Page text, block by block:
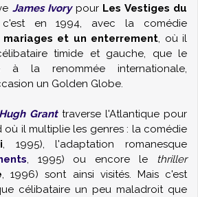
James Ivorypour Les Vestiges du
c'est en 1994, avec la comédie
mariages et un enterrement, où il
timide et gauche, que le
à la renommée internationale,
un Golden Globe.
Hugh Granttraverse l'Atlantique pour
il multiplie les genres : la comédie
, 1995), l'adaptation romanesque
, 1995) ou encore le thriller
, 1996) sont ainsi visités. Mais c'est
célibataire un peu maladroit que